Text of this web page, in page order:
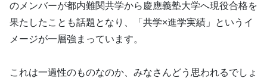
のメンバーが都内難関共学から慶應義塾大学へ現役合格を
果たしたことも話題となり、「共学×進学実績」というイ
メージが一層強まっています。
これは一過性のものなのか、みなさんどう思われるでしょ